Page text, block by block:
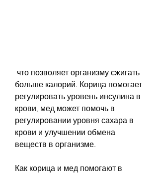
больше калорий. Корица помогает
регулировать уровень инсулина в
крови, мед может помочь в
регулировании уровня сахара в
крови и улучшении обмена
веществ в организме.
Как корица и мед помогают в